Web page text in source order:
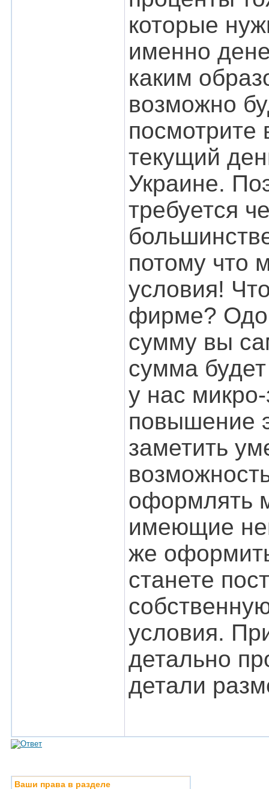
которые
именно
каким
возможно
посмотрите
текущий
Украине.
требуется
потому что
условия!
фирме?
сумму вы
сумма
у нас
повышение
заметить
оформлять
имеющие
же
станете
условия.
детально
детали
Ваши права в разделе